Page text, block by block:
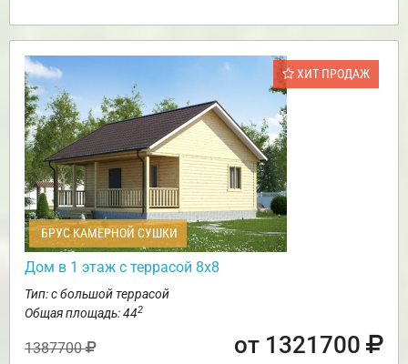
ХИТ ПРОДАЖ
БРУС КАМЕРНОЙ СУШКИ
Дом в 1 этаж с террасой 8х8
Тип: с большой террасой
Общая площадь: 442
1387700 от 1321700